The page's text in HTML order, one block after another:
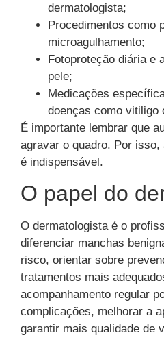
dermatologista;
Procedimentos como
microagulhamento;
Fotoproteção diária e
pele;
Medicações
doenças como vitiligo
É importante lembrar que
agravar o quadro. Por
é indispensável.
O papel do
O dermatologista é o
diferenciar manchas
risco, orientar sobre
tratamentos mais
acompanhamento regular
complicações, melhorar a
garantir mais qualidade de